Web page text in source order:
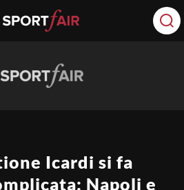
Icardi si fa
Napoli e